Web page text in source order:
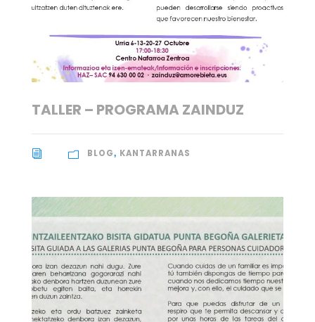
TALLER – PROGRAMA ZAINDUZ
BLOG, KANTARRANAS